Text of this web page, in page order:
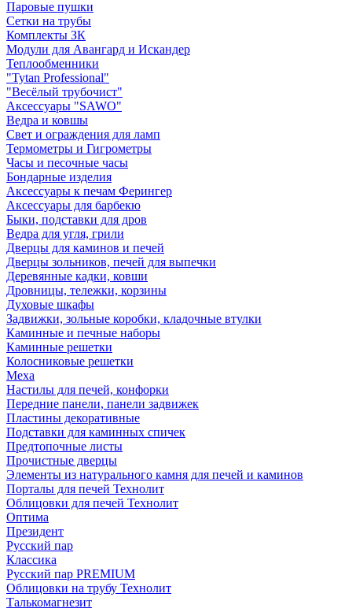
Паровые пушки
Сетки на трубы
Комплекты ЗК
Модули для Авангард и Искандер
Теплообменники
"Tytan Professional"
"Весёлый трубочист"
Аксессуары "SAWO"
Ведра и ковшы
Свет и ограждения для ламп
Термометры и Гигрометры
Часы и песочные часы
Бондарные изделия
Аксессуары к печам Ферингер
Аксессуары для барбекю
Быки, подставки для дров
Ведра для угля, грили
Дверцы для каминов и печей
Дверцы зольников, печей для выпечки
Деревянные кадки, ковши
Дровницы, тележки, корзины
Духовые шкафы
Задвижки, зольные коробки, кладочные втулки
Каминные и печные наборы
Каминные решетки
Колосниковые решетки
Меха
Настилы для печей, конфорки
Передние панели, панели задвижек
Пластины декоративные
Подставки для каминных спичек
Предтопочные листы
Прочистные дверцы
Элементы из натурального камня для печей и каминов
Порталы для печей Технолит
Облицовки для печей Технолит
Оптима
Президент
Русский пар
Классика
Русский пар PREMIUM
Облицовки на трубу Технолит
Талькомагнезит